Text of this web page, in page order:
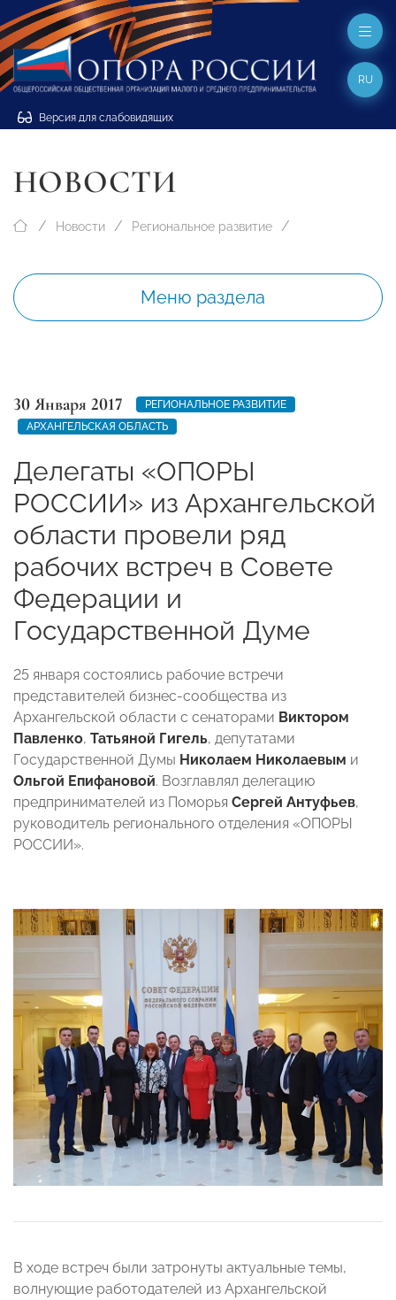
Версия для слабовидящих
RU
НОВОСТИ
Новости Региональное развитие
Меню раздела
30 Января 2017
РЕГИОНАЛЬНОЕ РАЗВИТИЕ
АРХАНГЕЛЬСКАЯ ОБЛАСТЬ
Делегаты «ОПОРЫ
РОССИИ» из Архангельской
области провели ряд
рабочих встреч в Совете
Федерации и
Государственной Думе
25 января состоялись рабочие встречи
представителей бизнес-сообщества из
Архангельской области с сенаторами Виктором
Павленко, Татьяной Гигель, депутатами
Государственной Думы Николаем Николаевым и
Ольгой Епифановой. Возглавлял делегацию
предпринимателей из Поморья Сергей Антуфьев,
руководитель регионального отделения «ОПОРЫ
РОССИИ».
В ходе встреч были затронуты актуальные темы,
волнующие работодателей из Архангельской